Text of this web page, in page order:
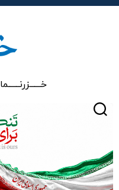
خـــــــزرنـــــــما